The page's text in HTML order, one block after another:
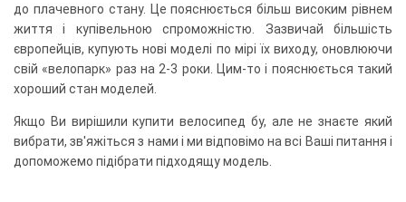
до плачевного стану. Це пояснюється більш високим рівнем
життя і купівельною спроможністю. Зазвичай більшість
європейців, купують нові моделі по мірі їх виходу, оновлюючи
свій «велопарк» раз на 2-3 роки. Цим-то і пояснюється такий
хороший стан моделей.
Якщо Ви вирішили купити велосипед бу, але не знаєте який
вибрати, зв'яжіться з нами і ми відповімо на всі Ваші питання і
допоможемо підібрати підходящу модель.